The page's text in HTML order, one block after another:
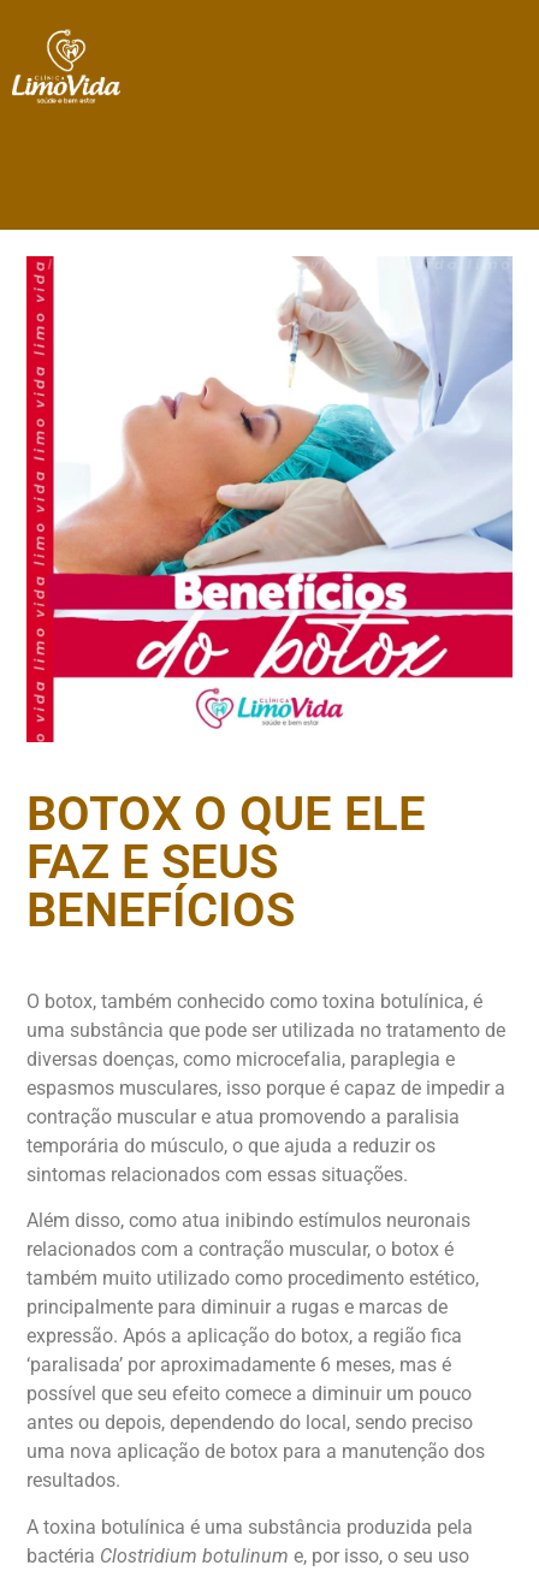
BOTOX O QUE ELE
FAZ E SEUS
BENEFÍCIOS
O botox, também conhecido como toxina botulínica, é
uma substância que pode ser utilizada no tratamento de
diversas doenças, como microcefalia, paraplegia e
espasmos musculares, isso porque é capaz de impedir a
contração muscular e atua promovendo a paralisia
temporária do músculo, o que ajuda a reduzir os
sintomas relacionados com essas situações.
Além disso, como atua inibindo estímulos neuronais
relacionados com a contração muscular, o botox é
também muito utilizado como procedimento estético,
principalmente para diminuir a rugas e marcas de
expressão. Após a aplicação do botox, a região fica
‘paralisada’ por aproximadamente 6 meses, mas é
possível que seu efeito comece a diminuir um pouco
antes ou depois, dependendo do local, sendo preciso
uma nova aplicação de botox para a manutenção dos
resultados.
A toxina botulínica é uma substância produzida pela
bactéria Clostridium botulinum e, por isso, o seu uso